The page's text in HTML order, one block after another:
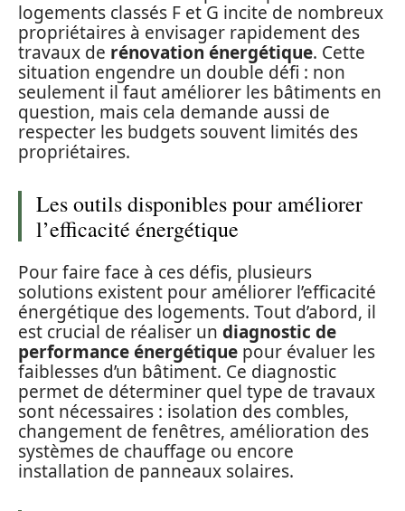
logements classés F et G incite de nombreux
propriétaires à envisager rapidement des
travaux de rénovation énergétique. Cette
situation engendre un double défi : non
seulement il faut améliorer les bâtiments en
question, mais cela demande aussi de
respecter les budgets souvent limités des
propriétaires.
Les outils disponibles pour améliorer
l’efficacité énergétique
Pour faire face à ces défis, plusieurs
solutions existent pour améliorer l’efficacité
énergétique des logements. Tout d’abord, il
est crucial de réaliser un diagnostic de
performance énergétique pour évaluer les
faiblesses d’un bâtiment. Ce diagnostic
permet de déterminer quel type de travaux
sont nécessaires : isolation des combles,
changement de fenêtres, amélioration des
systèmes de chauffage ou encore
installation de panneaux solaires.